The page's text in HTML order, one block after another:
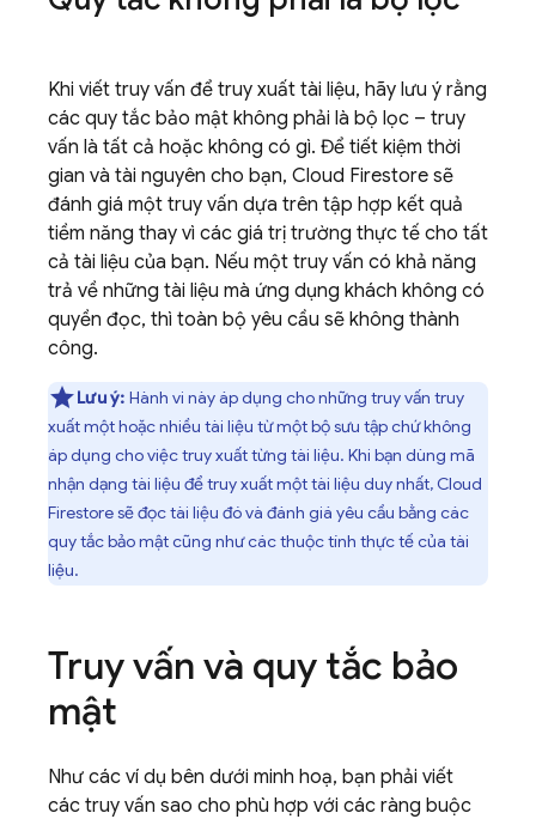
Khi viết truy vấn để truy xuất tài liệu, hãy lưu ý rằng
các quy tắc bảo mật không phải là bộ lọc – truy
vấn là tất cả hoặc không có gì. Để tiết kiệm thời
gian và tài nguyên cho bạn, Cloud Firestore sẽ
đánh giá một truy vấn dựa trên tập hợp kết quả
tiềm năng thay vì các giá trị trường thực tế cho tất
cả tài liệu của bạn. Nếu một truy vấn có khả năng
trả về những tài liệu mà ứng dụng khách không có
quyền đọc, thì toàn bộ yêu cầu sẽ không thành
công.
Lưu ý: Hành vi này áp dụng cho những truy vấn truy
xuất một hoặc nhiều tài liệu từ một bộ sưu tập chứ không
áp dụng cho việc truy xuất từng tài liệu. Khi bạn dùng mã
nhận dạng tài liệu để truy xuất một tài liệu duy nhất, Cloud
Firestoresẽ đọc tài liệu đó và đánh giá yêu cầu bằng các
quy tắc bảo mật cũng như các thuộc tính thực tế của tài
liệu.
Truy vấn và quy tắc bảo
mật
Như các ví dụ bên dưới minh hoạ, bạn phải viết
các truy vấn sao cho phù hợp với các ràng buộc